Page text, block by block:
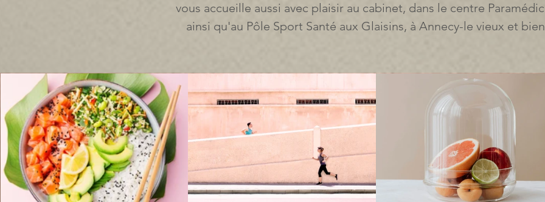
vous accueille aussi avec plaisir au cabinet, dans le centre
ainsi qu'au Pôle Sport Santé aux Glaisins, à Annecy-le vieux et